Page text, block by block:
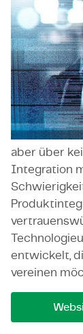
Entwicklung
Software
sich einen
physischen
schließen
aber über
Integration
entwickelt,
vereinen